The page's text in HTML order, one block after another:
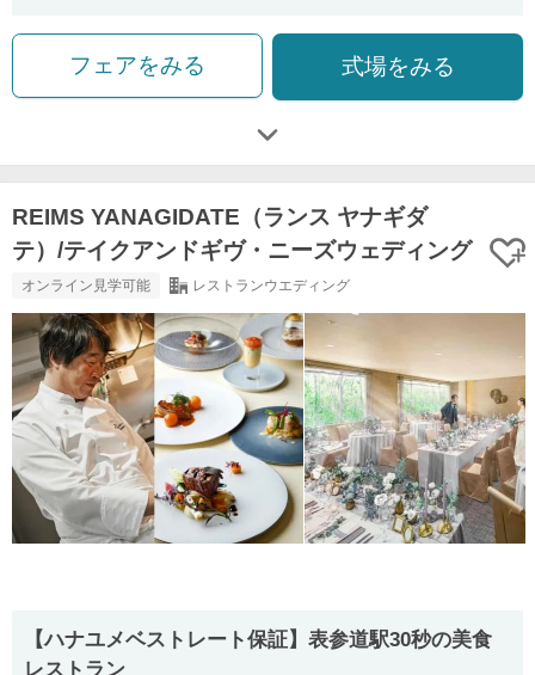
フェアをみる 式場をみる
REIMS YANAGIDATE（ランス ヤナギダ
テ）/テイクアンドギヴ・ニーズウェディング
オンライン見学可能 レストランウエディング
【ハナユメベストレート保証】表参道駅30秒の美食
レストラン